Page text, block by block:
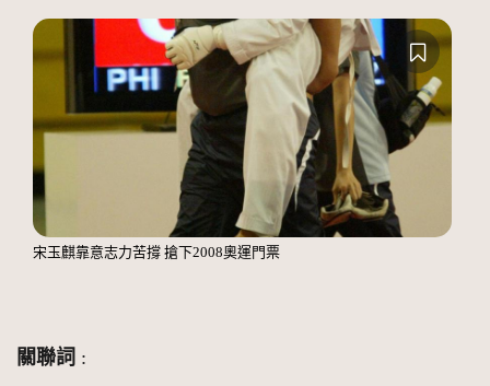
宋玉麒靠意志力苦撐 搶下2008奧運門票
關聯詞 :